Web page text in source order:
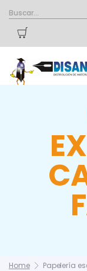
Home
Papelería